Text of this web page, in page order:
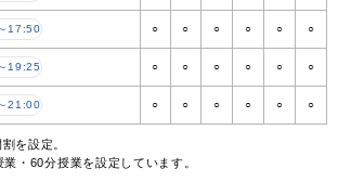
17:50 ○ ○ ○ ○ ○ ○
19:25 ○ ○ ○ ○ ○ ○
21:00 ○ ○ ○ ○ ○ ○
を設定。
・60分授業を設定しています。